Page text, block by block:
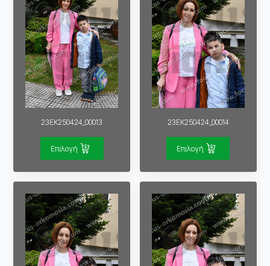
23EK250424_00013
Επιλογή
23EK250424_00014
Επιλογή